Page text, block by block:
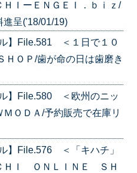
ＩーＥＮＧＥＩ．ｂｉｚ/
進呈('18/01/19)
】File.581 ＜１日で１０
ＨＯＰ/歯が命の日は歯磨き
】File.580 ＜欧州のニッ
ＯＤＡ/予約販売で在庫リ
】File.576 ＜「キハチ」
ＨＩ ＯＮＬＩＮＥ ＳＨ